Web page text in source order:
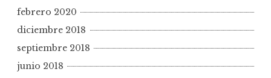
febrero 2020
diciembre 2018
septiembre 2018
junio 2018